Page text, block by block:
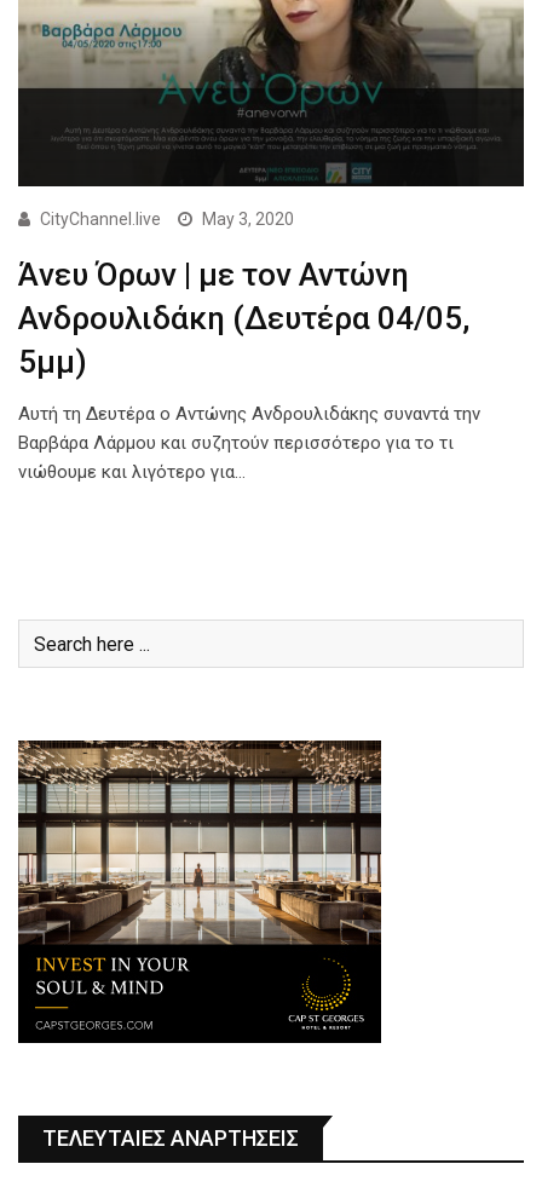
CityChannel.live May 3, 2020
Άνευ Όρων | με τον Αντώνη
Ανδρουλιδάκη (Δευτέρα 04/05,
5μμ)
Αυτή τη Δευτέρα ο Αντώνης Ανδρουλιδάκης συναντά την
Βαρβάρα Λάρμου και συζητούν περισσότερο για το τι
νιώθουμε και λιγότερο για…
ΤΕΛΕΥΤΑΙΕΣ ΑΝΑΡΤΗΣΕΙΣ